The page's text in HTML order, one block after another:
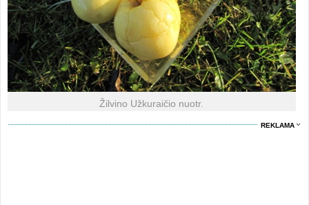
Žilvino Užkuraičio nuotr.
REKLAMA